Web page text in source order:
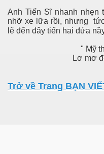
Anh Tiến Sĩ nhanh nhẹn
nhỡ xe lữa rồi, nhưng
lẽ đến đây tiển hai đứa
" Mỹ tho đi
Lơ mơ đến đấy,
Trở về Trang BẠN
Syne